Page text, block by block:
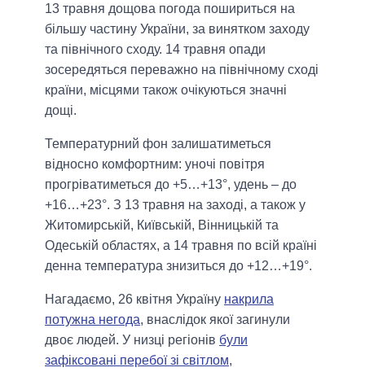
13 травня дощова погода пошириться на
більшу частину України, за винятком заходу
та північного сходу. 14 травня опади
зосередяться переважно на північному сході
країни, місцями також очікуються значні
дощі.
Температурний фон залишатиметься
відносно комфортним: уночі повітря
прогріватиметься до +5…+13°, удень – до
+16…+23°. З 13 травня на заході, а також у
Житомирській, Київській, Вінницькій та
Одеській областях, а 14 травня по всій країні
денна температура знизиться до +12…+19°.
Нагадаємо, 26 квітня Україну накрила
потужна негода, внаслідок якої загинули
двоє людей. У низці регіонів були
зафіксовані перебої зі світлом,